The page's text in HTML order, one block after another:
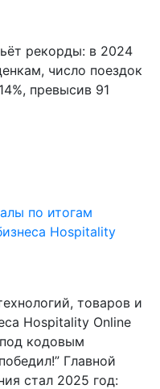
рекорды: в 2024
число поездок
превысив 91
по итогам
Hospitality
товаров и
Hospitality Online
кодовым
Главной
стал 2025 год: